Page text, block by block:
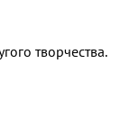
творчества.